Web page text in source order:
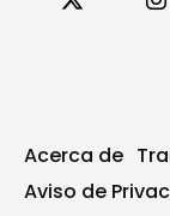
Acerca de
Aviso de